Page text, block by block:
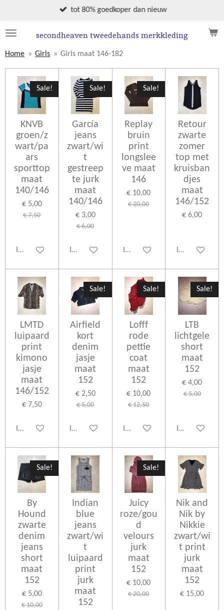
naar
hoofdinhoud
secondheaven tweedehands merkkleding
tot 80% goedkoper dan nieuw
Home » Girls » Girls maat 146-182
Sale!
KNVB
groen/z
wart/pa
ars
sporttop
maat
140/146
€ 5,00
€ 7,50
In winkelwagen
Sale!
García
jeans
zwart/wi
t
gestreep
te jurk
maat
140/146
€ 3,00
€ 6,00
In winkelwagen
Sale!
Replay
bruin
print
longslee
ve maat
146
€ 10,00
€ 20,00
In winkelwagen
Retour
zwarte
zomer
top met
kruisban
djes
maat
146/152
€ 6,00
In
LMTD
luipaard
print
kimono
jasje
maat
146/152
€ 7,50
In winkelwagen
Sale!
Airfield
kort
denim
jasje
maat
152
€ 2,50
€ 5,00
In winkelwagen
Sale!
Lofff
rode
pettie
coat
maat
152
€ 10,00
€ 12,50
In winkelwagen
Sale!
LTB
lichtgele
short
maat
152
€ 4,00
€ 5,00
In
Sale!
By
Hound
zwarte
denim
jeans
short
maat
152
€ 5,00
€ 10,00
Indian
blue
jeans
zwart/wi
t
luipaard
print
jurk
maat
152
Sale!
Juicy
roze/gou
d
velours
jurk
maat
152
€ 10,00
€ 20,00
Nik and
Nik by
Nikkie
zwart/wi
t print
jurk
maat
152
€ 15,00